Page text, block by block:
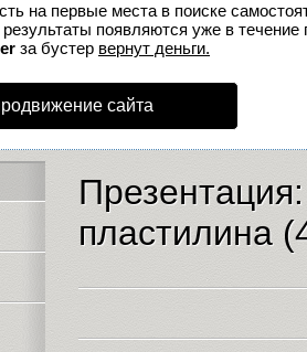
на первые места в поиске
появляются уже в
за бустер вернут деньги.
сайта
пластилина